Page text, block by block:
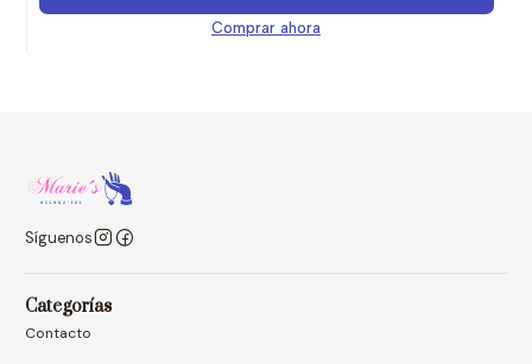
Comprar ahora
Síguenos
Categorías
Contacto